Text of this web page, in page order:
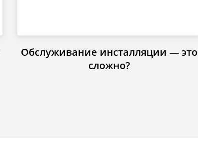
Обслуживание инсталляции — это
сложно?